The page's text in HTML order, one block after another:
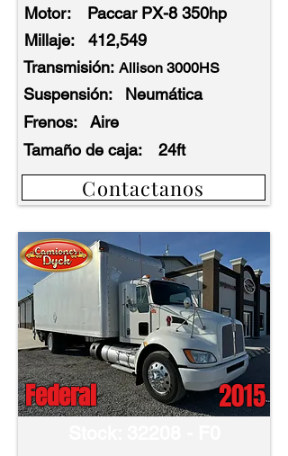
Motor:
Paccar PX-8 350hp
Millaje:
412,549
Transmisión: Allison 3000HS
Suspensión:
Neumática
Frenos:
Aire
Tamaño de caja:
24ft
Contactanos
Federal 2015